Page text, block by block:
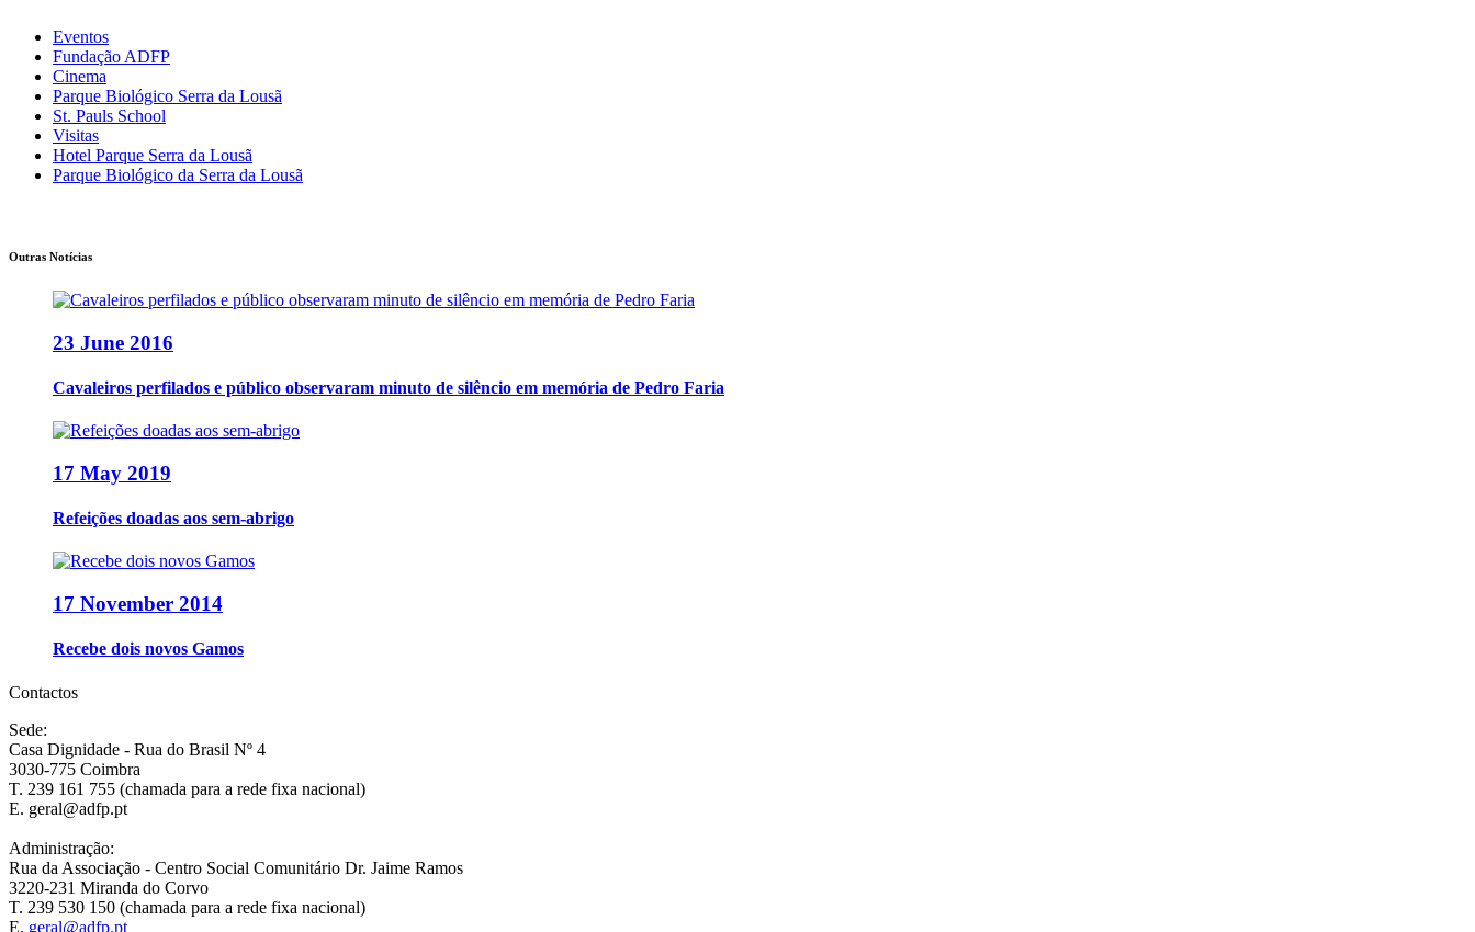
Eventos
Fundação ADFP
Cinema
Parque Biológico Serra da Lousã
St. Pauls School
Visitas
Hotel Parque Serra da Lousã
Parque Biológico da Serra da Lousã
Outras Notícias
23 June 2016
Cavaleiros perfilados e público observaram minuto de silêncio em memória de Pedro Faria
17 May 2019
Refeições doadas aos sem-abrigo
17 November 2014
Recebe dois novos Gamos
Contactos
Sede:
Casa Dignidade - Rua do Brasil Nº 4
3030-775 Coimbra
T. 239 161 755 (chamada para a rede fixa nacional)
E. geral@adfp.pt
Administração:
Rua da Associação - Centro Social Comunitário Dr. Jaime Ramos
3220-231 Miranda do Corvo
T. 239 530 150 (chamada para a rede fixa nacional)
E. geral@adfp.pt